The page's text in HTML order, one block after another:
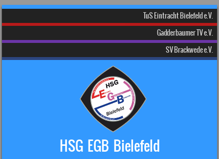
TuS Eintracht Bielefeld e.V.
Gadderbaumer TV e.V.
SV Brackwede e.V.
HSG EGB Bielefeld